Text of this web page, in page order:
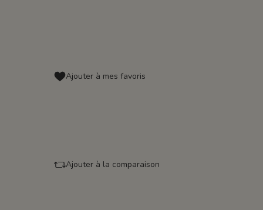
Ajouter à mes favoris
Ajouter à la comparaison